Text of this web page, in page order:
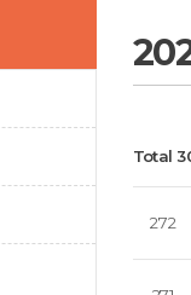
Total
272